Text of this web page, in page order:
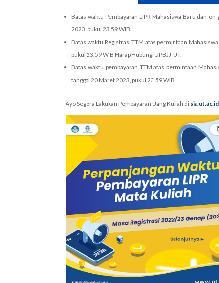
Batas waktu Pembayaran LIPR Mahasiswa Baru dan
2023, pukul 23.59 WIB.
Batas waktu Registrasi TTM atas permintaan
pukul 23.59 WIB Harap Hubungi UPBJJ-UT.
Batas waktu pembayaran TTM atas permintaan
tanggal 20 Maret 2023, pukul 23.59 WIB.
Ayo Segera Lakukan Pembayaran Uang Kuliah di sia.ut.ac.id